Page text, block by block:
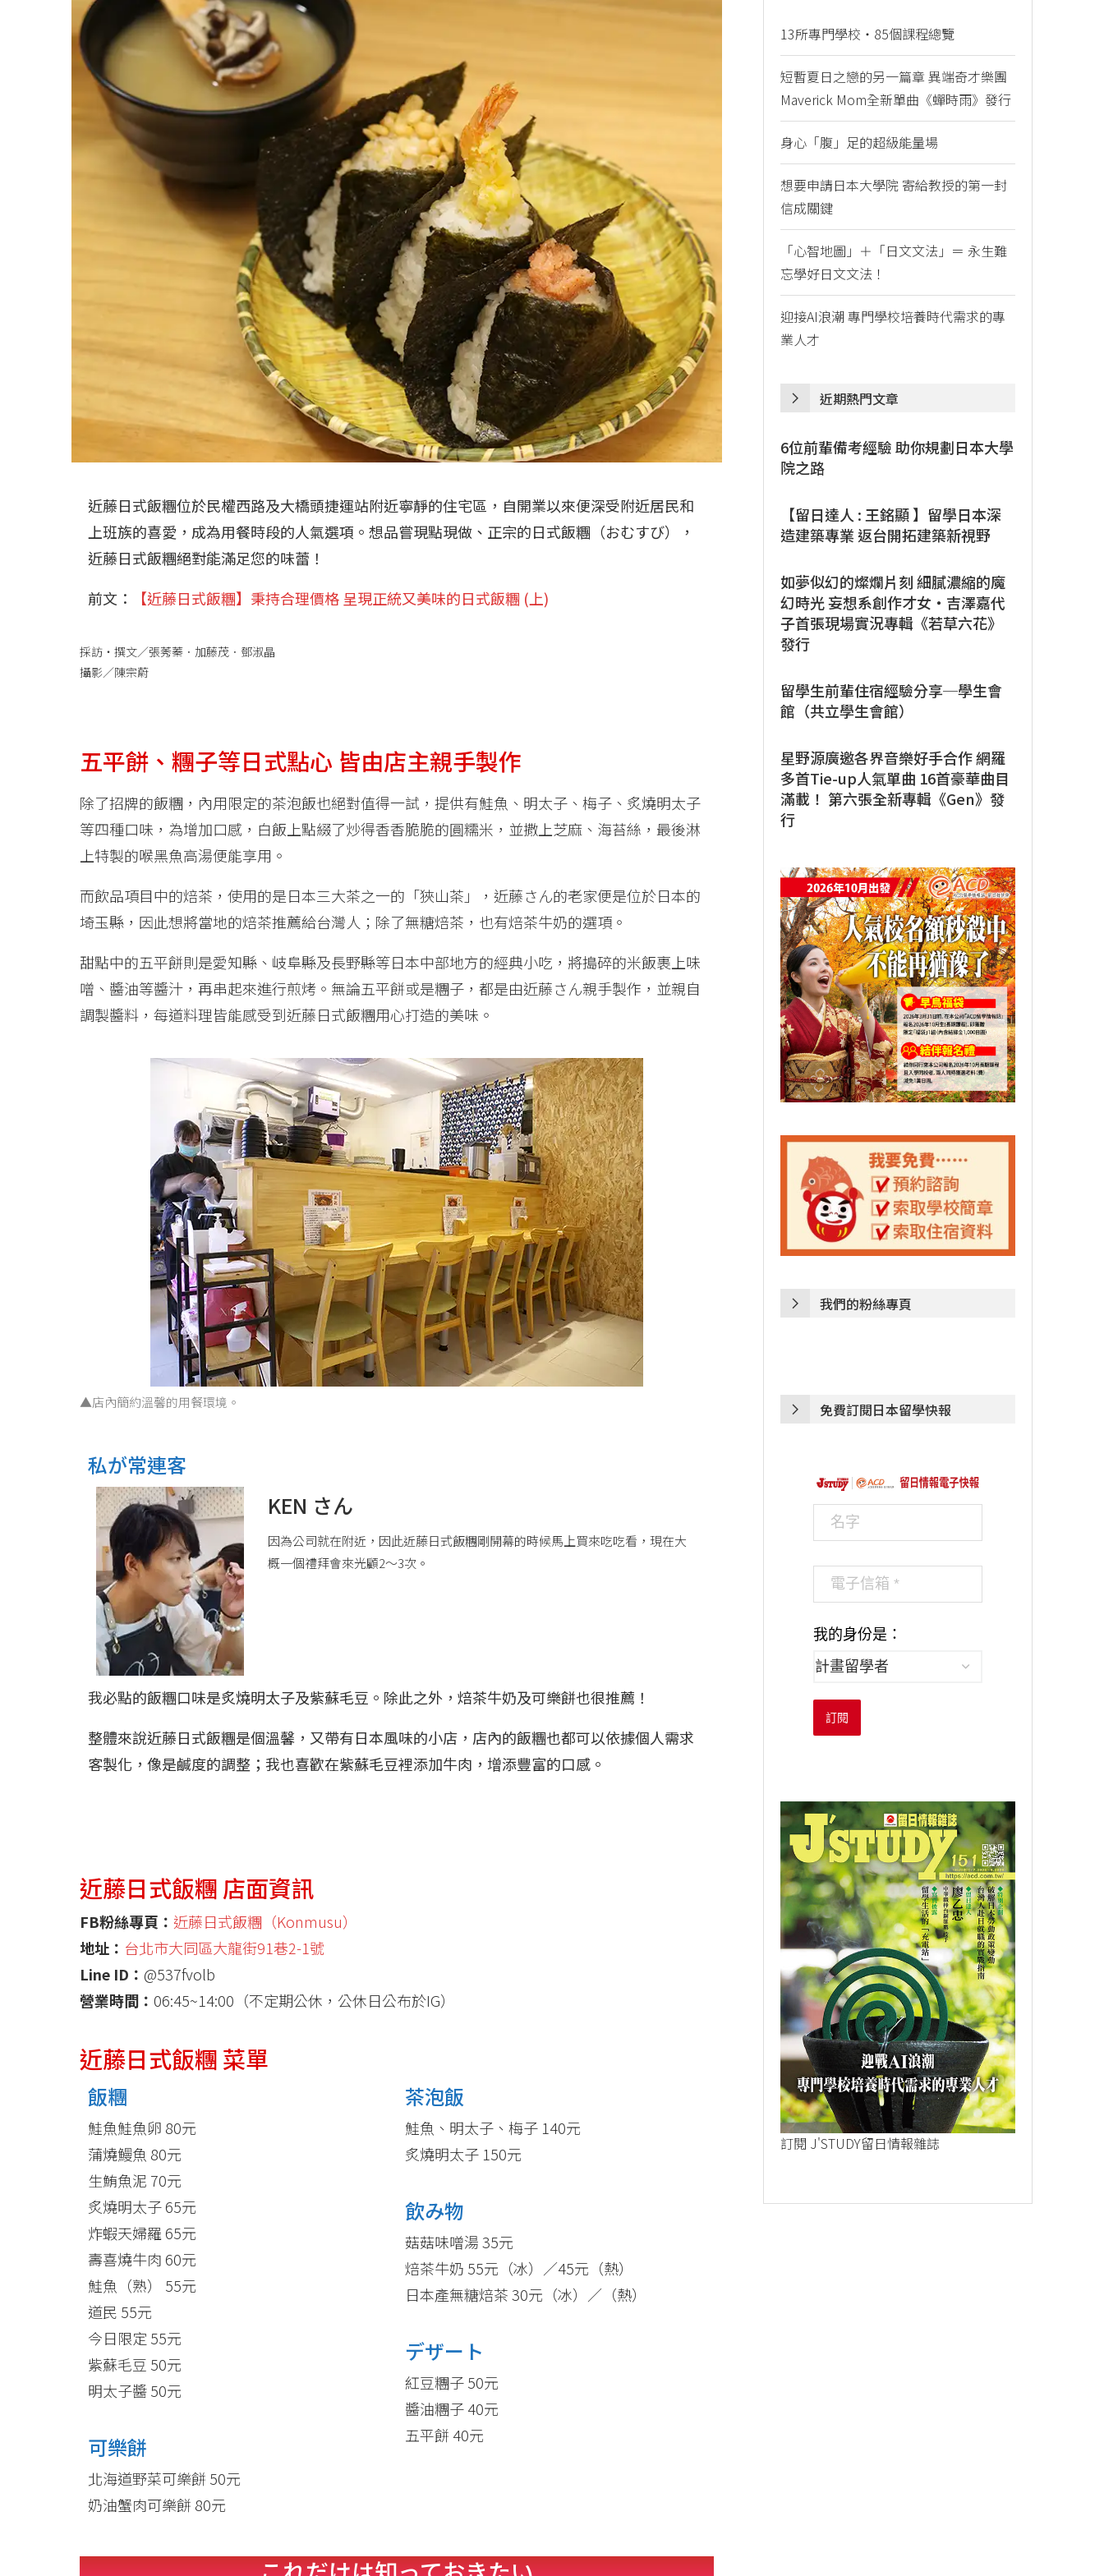
近藤日式飯糰位於民權西路及大橋頭捷運站附近寧靜的住宅區，自開業以來便深受附近居民和
上班族的喜愛，成為用餐時段的人氣選項。想品嘗現點現做、正宗的日式飯糰（おむすび），
近藤日式飯糰絕對能滿足您的味蕾！
前文：
【近藤日式飯糰】秉持合理價格 呈現正統又美味的日式飯糰 (上)
採訪‧撰文／張莠蓁．加藤茂．鄧淑晶
攝影／陳宗蔚
五平餅、糰子等日式點心 皆由店主親手製作
除了招牌的飯糰，內用限定的茶泡飯也絕對值得一試，提供有鮭魚、明太子、梅子、炙燒明太子
等四種口味，為增加口感，白飯上點綴了炒得香香脆脆的圓糯米，並撒上芝麻、海苔絲，最後淋
上特製的喉黑魚高湯便能享用。
而飲品項目中的焙茶，使用的是日本三大茶之一的「狹山茶」，近藤さん的老家便是位於日本的
埼玉縣，因此想將當地的焙茶推薦給台灣人；除了無糖焙茶，也有焙茶牛奶的選項。
甜點中的五平餅則是愛知縣、岐阜縣及長野縣等日本中部地方的經典小吃，將搗碎的米飯裹上味
噌、醬油等醬汁，再串起來進行煎烤。無論五平餅或是糰子，都是由近藤さん親手製作，並親自
調製醬料，每道料理皆能感受到近藤日式飯糰用心打造的美味。
▲店內簡約溫馨的用餐環境。
私が常連客
KEN さん
因為公司就在附近，因此近藤日式飯糰剛開幕的時候馬上買來吃吃看，現在大
概一個禮拜會來光顧2～3次。
我必點的飯糰口味是炙燒明太子及紫蘇毛豆。除此之外，焙茶牛奶及可樂餅也很推薦！
整體來說近藤日式飯糰是個溫馨，又帶有日本風味的小店，店內的飯糰也都可以依據個人需求
客製化，像是鹹度的調整；我也喜歡在紫蘇毛豆裡添加牛肉，增添豐富的口感。
近藤日式飯糰 店面資訊
FB粉絲專頁： 近藤日式飯糰（Konmusu）
地址： 台北市大同區大龍街91巷2-1號
Line ID： @537fvolb
營業時間： 06:45~14:00（不定期公休，公休日公布於IG）
近藤日式飯糰 菜單
飯糰
鮭魚鮭魚卵 80元
蒲燒鰻魚 80元
生鮪魚泥 70元
炙燒明太子 65元
炸蝦天婦羅 65元
壽喜燒牛肉 60元
鮭魚（熟） 55元
道民 55元
今日限定 55元
紫蘇毛豆 50元
明太子醬 50元
可樂餅
北海道野菜可樂餅 50元
奶油蟹肉可樂餅 80元
茶泡飯
鮭魚、明太子、梅子 140元
炙燒明太子 150元
飲み物
菇菇味噌湯 35元
焙茶牛奶 55元（冰）／45元（熱）
日本產無糖焙茶 30元（冰）／（熱）
デザート
紅豆糰子 50元
醬油糰子 40元
五平餅 40元
13所專門學校・85個課程總覽
短暫夏日之戀的另一篇章 異端奇才樂團
Maverick Mom全新單曲《蟬時雨》發行
身心「腹」足的超級能量場
想要申請日本大學院 寄給教授的第一封
信成關鍵
「心智地圖」＋「日文文法」＝ 永生難
忘學好日文文法！
迎接AI浪潮 專門學校培養時代需求的專
業人才
近期熱門文章
6位前輩備考經驗 助你規劃日本大學
院之路
【留日達人 : 王銘顯 】留學日本深
造建築專業 返台開拓建築新視野
如夢似幻的燦爛片刻 細膩濃縮的魔
幻時光 妄想系創作才女・吉澤嘉代
子首張現場實況專輯《若草六花》
發行
留學生前輩住宿經驗分享─學生會
館（共立學生會館）
星野源廣邀各界音樂好手合作 網羅
多首Tie-up人氣單曲 16首豪華曲目
滿載！ 第六張全新專輯《Gen》發
行
我們的粉絲專頁
免費訂閱日本留學快報
我的身份是：
訂閱
訂閱 J'STUDY留日情報雜誌